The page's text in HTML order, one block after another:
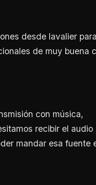
desde lavalier
de muy buena
con música,
recibir el
mandar esa fuente